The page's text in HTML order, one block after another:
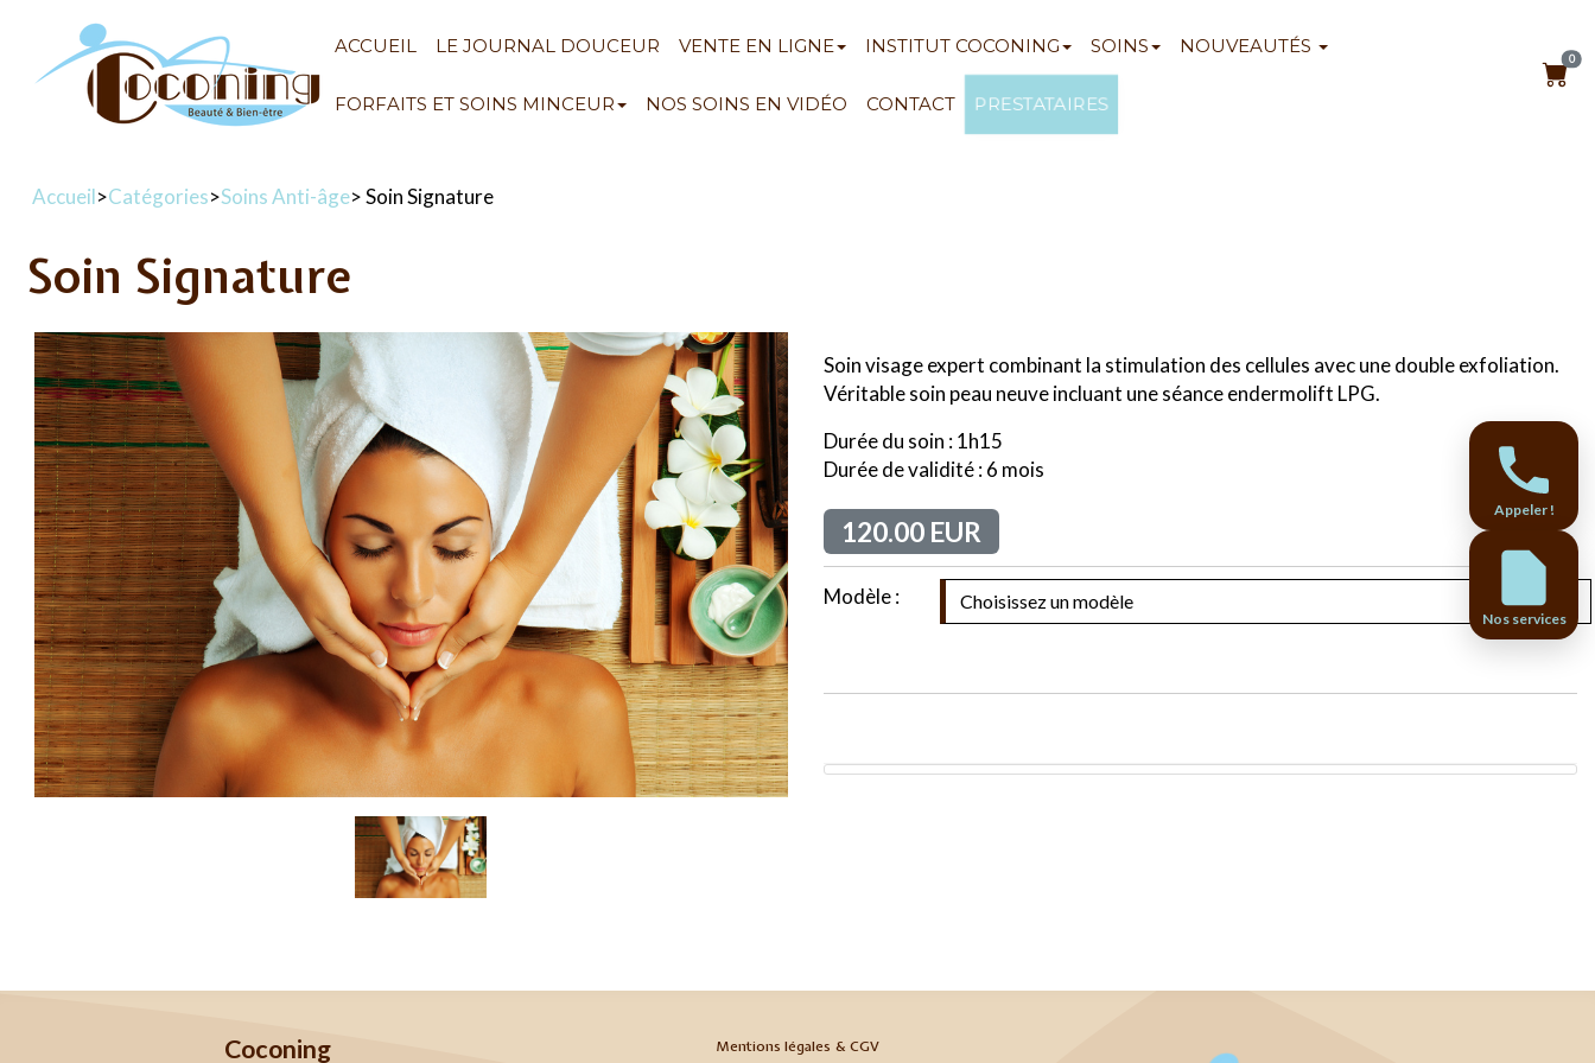
ACCUEIL LE JOURNAL DOUCEUR VENTE EN LIGNE INSTITUT COCONING SOINS NOUVEAUTÉS
FORFAITS ET SOINS MINCEUR NOS SOINS EN VIDÉO CONTACT PRESTATAIRES
0
Accueil>Catégories>Soins Anti-âge> Soin Signature
Soin Signature
Soin visage expert combinant la stimulation des cellules avec une double exfoliation.
Véritable soin peau neuve incluant une séance endermolift LPG.
Durée du soin : 1h15
Durée de validité : 6 mois
120.00 EUR
Modèle :
Coconing Mentions légales & CGV
Appeler !
Nos services